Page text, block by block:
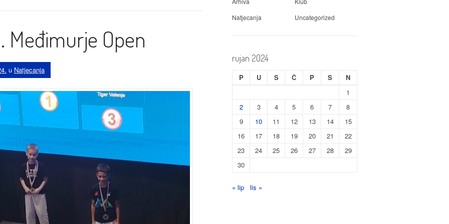
Međimurje Open
u Natjecanja
Natjecanja
Uncategorized
rujan 2024
P U S Č P S
N
1
2
3 4 5 6 7
8
9
10 11 12 13 14
15
16
17 18 19 20 21
22
23
24 25 26 27 28
29
30
« lip lis »